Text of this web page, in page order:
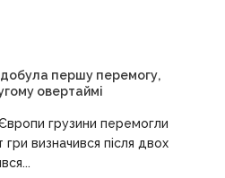
першу перемогу,
овертаймі
грузини перемогли
визначився після двох